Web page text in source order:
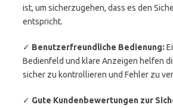
ist, um sicherzugehen, dass es den
entspricht.
✓ Benutzerfreundliche Bedienung:
Bedienfeld und klare Anzeigen helfen
sicher zu kontrollieren und Fehler zu
✓ Gute Kundenbewertungen zur